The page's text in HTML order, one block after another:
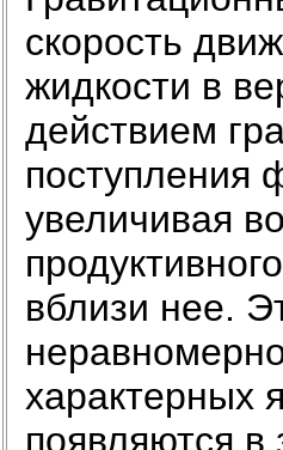
скорость
жидкости в
действием
поступления
увеличивая
вблизи нее.
характерных
появляются